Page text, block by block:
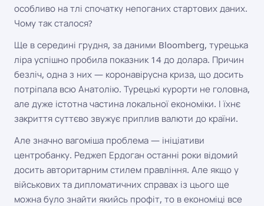
особливо на тлі спочатку непоганих стартових даних.
Чому так сталося?
Ще в середині грудня, за даними Bloomberg, турецька
ліра успішно пробила показник 14 до долара. Причин
безліч, одна з них — коронавірусна криза, що досить
потріпала всю Анатолію. Турецькі курорти не головна,
але дуже істотна частина локальної економіки. І їхнє
закриття суттєво звужує приплив валюти до країни.
Але значно вагоміша проблема — ініціативи
центробанку. Реджеп Ердоган останні роки відомий
досить авторитарним стилем правління. Але якщо у
військових та дипломатичних справах із цього ще
можна було знайти якийсь профіт, то в економіці все